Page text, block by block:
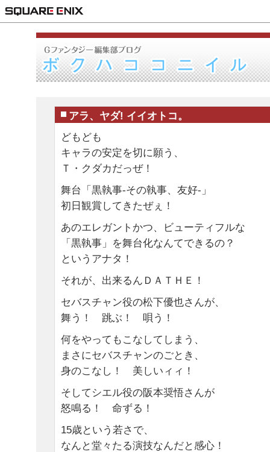
アラ、ヤダ! イイオトコ。
どもども
キャラの安定を切に願う、
Ｔ・クダカだっぜ！
舞台「黒執事-その執事、友好-」
初日観賞してきたぜぇ！
あのエレガントかつ、ビューティフルな
「黒執事」を舞台化なんてできるの？
というアナタ！
それが、出来るんＤＡＴＨＥ！
セバスチャン役の松下優也さんが、
舞う！ 跳ぶ！ 唄う！
何をやってもこなしてしまう、
まさにセバスチャンのごとき、
身のこなし！ 美しいィィ！
そしてシエル役の阪本奨悟さんが
怒鳴る！ 命ずる！
15歳という若さで、
なんと堂々たる演技なんだと感心！